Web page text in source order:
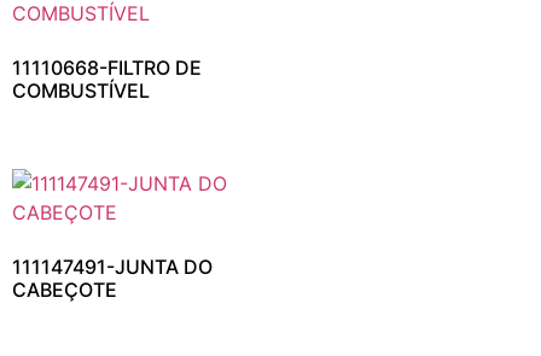
11110668-FILTRO DE
COMBUSTÍVEL
111147491-JUNTA DO
CABEÇOTE